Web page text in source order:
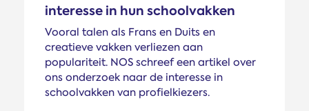
interesse in hun schoolvakken
Vooral talen als Frans en Duits en
creatieve vakken verliezen aan
populariteit. NOS schreef een artikel over
ons onderzoek naar de interesse in
schoolvakken van profielkiezers.